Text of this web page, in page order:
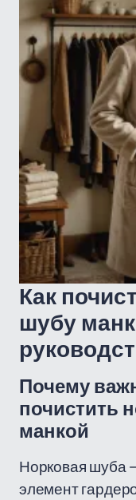
Как
шубу
Почему
почистить
манкой
Норковая шуба
элемент